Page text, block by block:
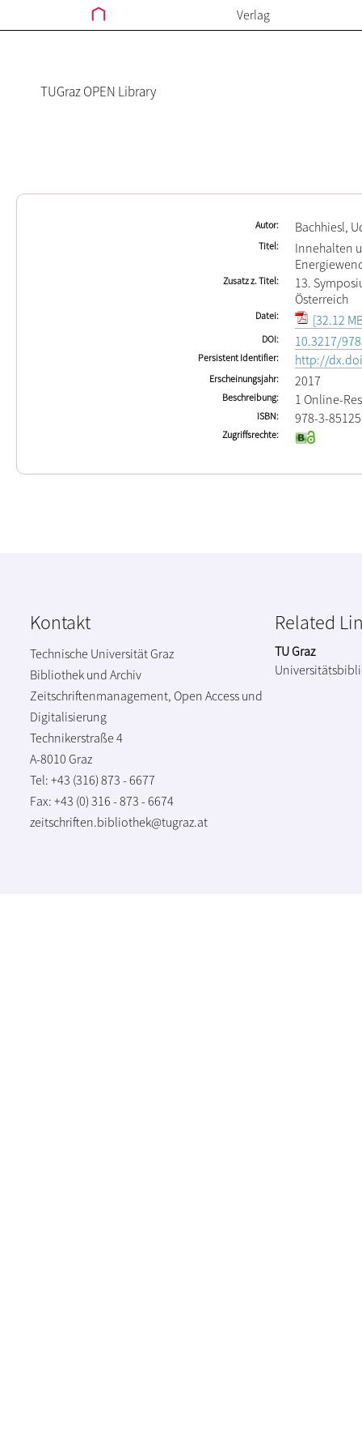
Verlag
TUGraz OPEN Library
Autor Bachhiesl,
Titel
Innehalten
Zusatz z. Titel
13.
Österreich
Datei [32.12
DOI 10.3217/
Persistent Identifier http://
Erscheinungsjahr 2017
Beschreibung 1 Online-
ISBN 978-3-
Zugriffsrechte
Kontakt
Technische Universität Graz
Bibliothek und Archiv
Zeitschriftenmanagement, Open Access und
Digitalisierung
Technikerstraße 4
A-8010 Graz
Tel: +43 (316) 873 - 6677
Fax: +43 (0) 316 - 873 - 6674
zeitschriften.bibliothek@tugraz.at
Related
TU Graz